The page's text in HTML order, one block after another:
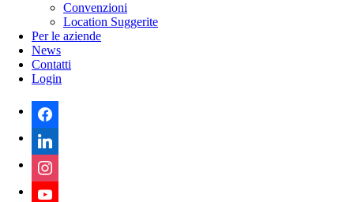
Convenzioni
Location Suggerite
Per le aziende
News
Contatti
Login